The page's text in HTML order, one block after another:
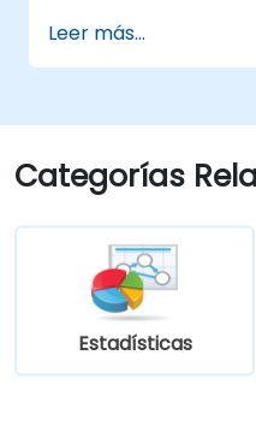
Tomar
las operaciones
Leer más...
Categorías
Estadísticas